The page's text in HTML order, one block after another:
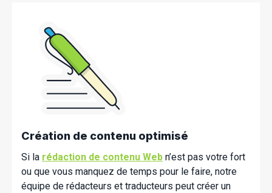
Création de contenu optimisé
Si la rédaction de contenu Web n’est pas votre fort
ou que vous manquez de temps pour le faire, notre
équipe de rédacteurs et traducteurs peut créer un